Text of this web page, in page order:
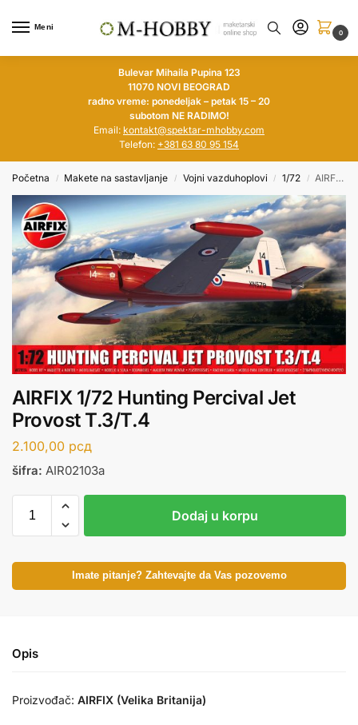
Meni
0
Bulevar Mihaila Pupina 123
11070 NOVI BEOGRAD
radno vreme: ponedeljak – petak 15 – 20
subotom NE RADIMO!
Email: kontakt@spektar-mhobby.com
Telefon: +381 63 80 95 154
Početna / Makete na sastavljanje / Vojni vazduhoplovi / 1/72 / AIRFIX 1/72 Hunting Percival Jet Provost T.3/T.4
AIRFIX 1/72 Hunting Percival Jet
Provost T.3/T.4
2.100,00 рсд
šifra: AIR02103a
Dodaj u korpu
Imate pitanje? Zahtevajte da Vas pozovemo
Opis
Proizvođač: AIRFIX (Velika Britanija)